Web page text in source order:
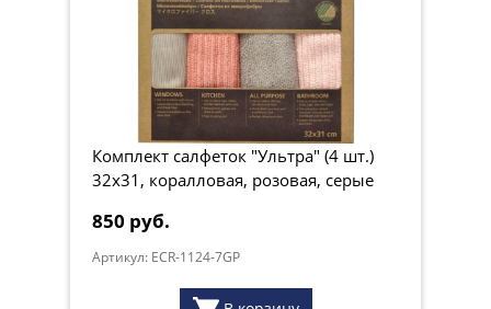
Комплект салфеток "Ультра" (4 шт.)
32х31, коралловая, розовая, серые
850 руб.
Артикул: ECR-1124-7GP